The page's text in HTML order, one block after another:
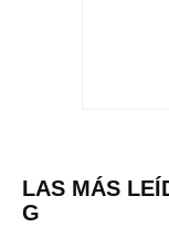
LAS MÁS
G